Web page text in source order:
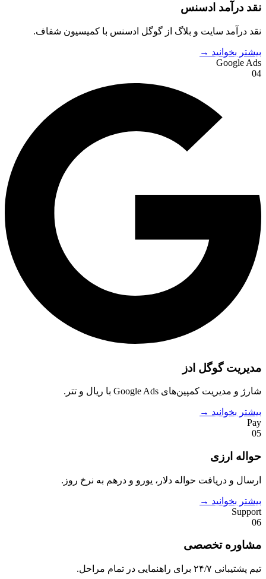
نقد درآمد ادسنس
نقد درآمد سایت و بلاگ از گوگل ادسنس با کمیسیون شفاف.
بیشتر بخوانید →
Google Ads
04
مدیریت گوگل ادز
شارژ و مدیریت کمپین‌های Google Ads با ریال و تتر.
بیشتر بخوانید →
Pay
05
حواله ارزی
ارسال و دریافت حواله دلار، یورو و درهم به نرخ روز.
بیشتر بخوانید →
Support
06
مشاوره تخصصی
تیم پشتیبانی ۲۴/۷ برای راهنمایی در تمام مراحل.